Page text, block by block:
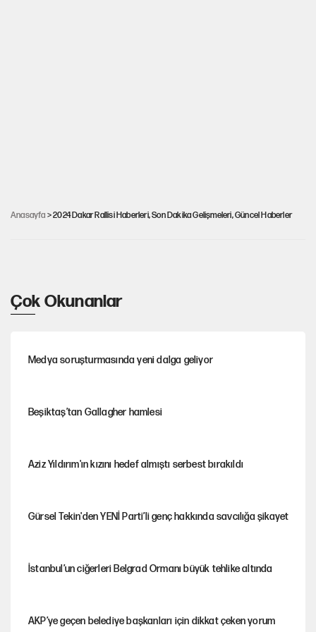
Anasayfa > 2024 Dakar Rallisi Haberleri, Son Dakika Gelişmeleri, Güncel Haberler
2024 Dakar Rallisi başladı: Yarışı kim kazandı?
Çok Okunanlar
Medya soruşturmasında yeni dalga geliyor
Beşiktaş’tan Gallagher hamlesi
Aziz Yıldırım'ın kızını hedef almıştı serbest bırakıldı
Gürsel Tekin'den YENİ Parti’li genç hakkında savcılığa şikayet
İstanbul’un ciğerleri Belgrad Ormanı büyük tehlike altında
AKP’ye geçen belediye başkanları için dikkat çeken yorum